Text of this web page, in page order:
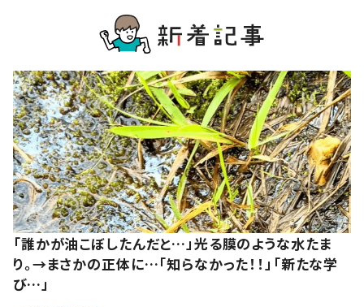
「誰かが油こぼしたんだと…」光る膜のような水たま
り。→まさかの正体に…「知らなかった！！」「新たな学
び…」